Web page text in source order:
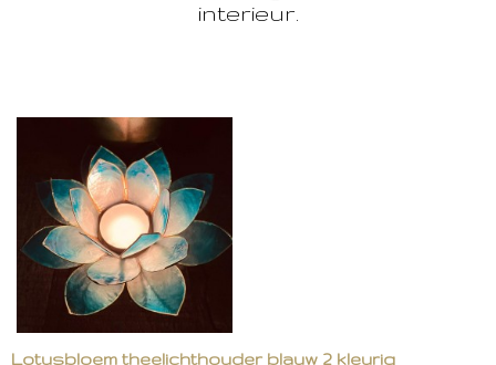
interieur.
Lotusbloem theelichthouder blauw 2 kleurig